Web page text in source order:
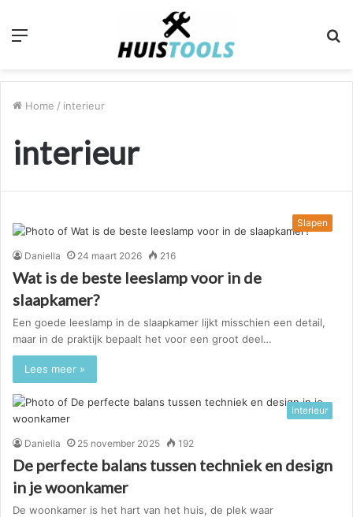
Menu
Home / interieur
interieur
Slapen
Daniella 24 maart 2026 216
Wat is de beste leeslamp voor in de
slaapkamer?
Een goede leeslamp in de slaapkamer lijkt misschien een detail,
maar in de praktijk bepaalt het voor een groot deel…
Lees meer »
Interieur
Daniella 25 november 2025 192
De perfecte balans tussen techniek en design
in je woonkamer
De woonkamer is het hart van het huis, de plek waar